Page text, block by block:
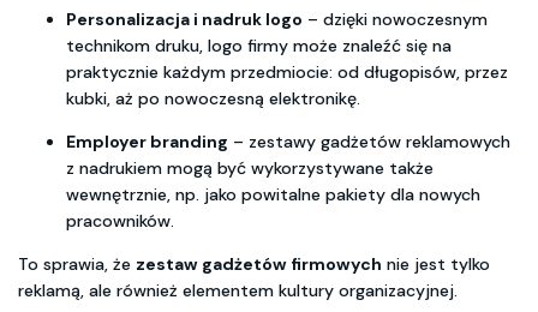
Personalizacja i nadruk logo – dzięki nowoczesnym
technikom druku, logo firmy może znaleźć się na
praktycznie każdym przedmiocie: od długopisów, przez
kubki, aż po nowoczesną elektronikę.
Employer branding – zestawy gadżetów reklamowych
z nadrukiem mogą być wykorzystywane także
wewnętrznie, np. jako powitalne pakiety dla nowych
pracowników.
To sprawia, że zestaw gadżetów firmowych nie jest tylko
reklamą, ale również elementem kultury organizacyjnej.